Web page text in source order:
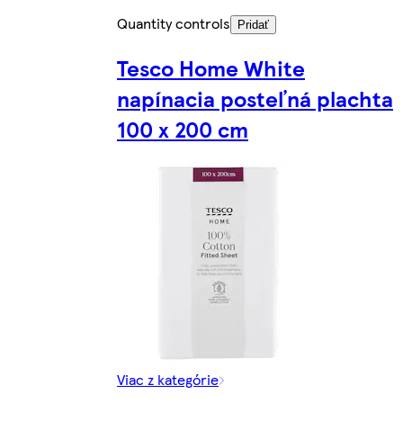
Quantity controls
Pridať
Tesco Home White
napínacia posteľná plachta
100 x 200 cm
Viac z kategórie